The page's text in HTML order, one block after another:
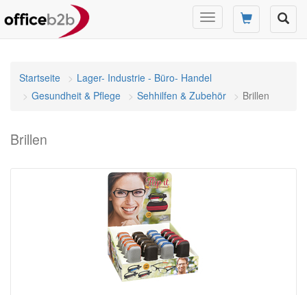
Navigation
umschalten
Startseite
Lager- Industrie - Büro- Handel
Gesundheit & Pflege
Sehhilfen & Zubehör Brillen
Brillen